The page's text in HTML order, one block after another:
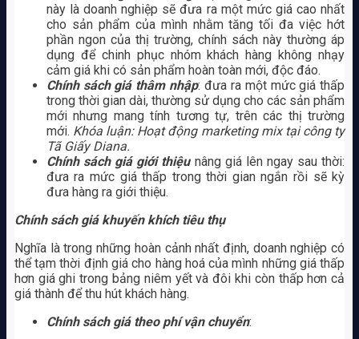
này là doanh nghiệp sẽ đưa ra một mức giá cao nhất
cho sản phẩm của mình nhằm tăng tối đa việc hớt
phần ngon của thị trường, chính sách này thường áp
dụng để chinh phục nhóm khách hàng không nhạy
cảm giá khi có sản phẩm hoàn toàn mới, độc đáo.
Chính sách giá thâm nhập: đưa ra một mức giá thấp
trong thời gian dài, thường sử dụng cho các sản phẩm
mới nhưng mang tính tương tự, trên các thị trường
mới. Khóa luận: Hoạt động marketing mix tại công ty
Tã Giấy Diana.
Chính sách giá giới thiệu nâng giá lên ngay sau thời:
đưa ra mức giá thấp trong thời gian ngắn rồi sẽ kỳ
đưa hàng ra giới thiệu.
Chính sách giá khuyến khích tiêu thụ
Nghĩa là trong những hoàn cảnh nhất định, doanh nghiệp có
thể tạm thời định giá cho hàng hoá của mình những giá thấp
hơn giá ghi trong bảng niêm yết và đôi khi còn thấp hơn cả
giá thành để thu hút khách hàng.
Chính sách giá theo phí vận chuyển: